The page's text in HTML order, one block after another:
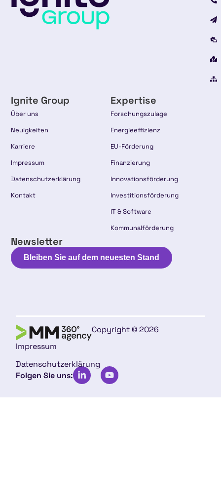
Ignite Group
Über uns
Neuigkeiten
Karriere
Impressum
Datenschutzerklärung
Kontakt
Expertise
Forschungszulage
Energieeffizienz
EU-Förderung
Finanzierung
Innovationsförderung
Investitionsförderung
IT & Software
Kommunalförderung
Newsletter
Bleiben Sie auf dem neuesten Stand
Copyright © 2026
Impressum
Datenschutzerklärung
Folgen Sie uns: